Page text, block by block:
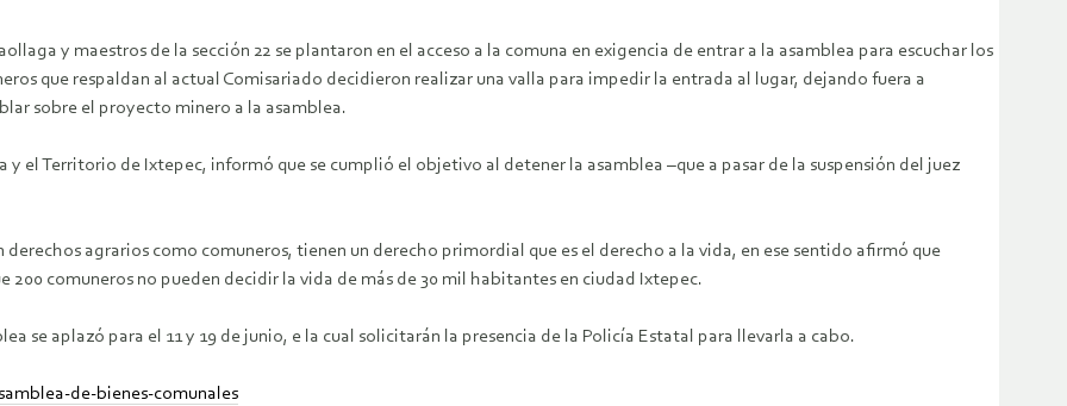
y maestros de la sección 22 se plantaron en el acceso a la comuna en exigencia de entrar a la asamblea para escuchar los
que respaldan al actual Comisariado decidieron realizar una valla para impedir la entrada al lugar, dejando fuera a
sobre el proyecto minero a la asamblea.
y el Territorio de Ixtepec, informó que se cumplió el objetivo al detener la asamblea –que a pasar de la suspensión del juez
agrarios como comuneros, tienen un derecho primordial que es el derecho a la vida, en ese sentido afirmó que
200 comuneros no pueden decidir la vida de más de 30 mil habitantes en ciudad Ixtepec.
se aplazó para el 11 y 19 de junio, e la cual solicitarán la presencia de la Policía Estatal para llevarla a cabo.
de-bienes-comunales